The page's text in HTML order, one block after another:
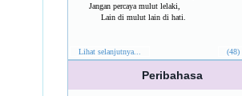
Jangan percaya mulut lelaki,
Lain di mulut lain di hati.
Lihat selanjutnya... (48)
Peribahasa